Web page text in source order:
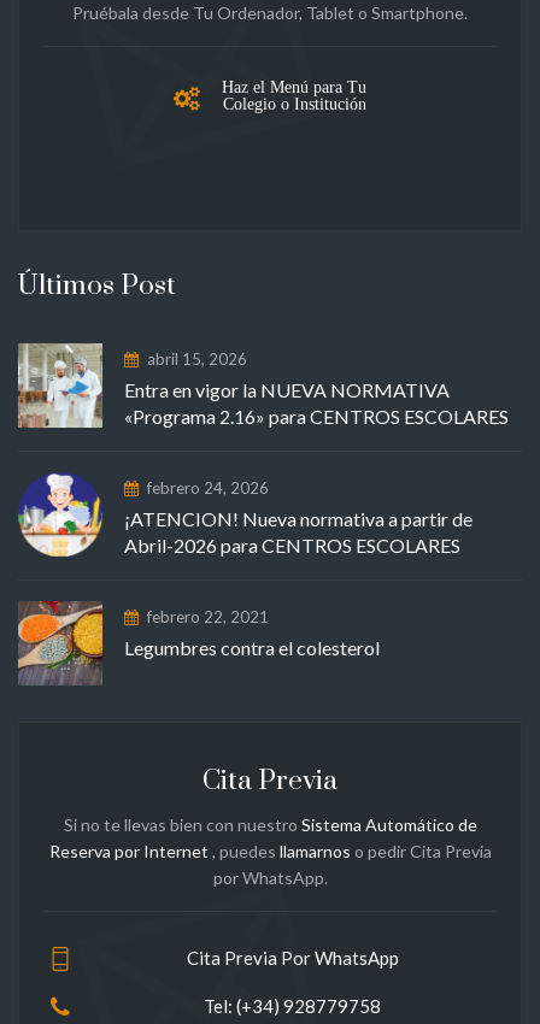
Pruébala desde Tu Ordenador, Tablet o Smartphone.
Haz el Menú para Tu
Colegio o Institución
Últimos Post
abril 15, 2026
Entra en vigor la NUEVA NORMATIVA
«Programa 2.16» para CENTROS ESCOLARES
febrero 24, 2026
¡ATENCION! Nueva normativa a partir de
Abril-2026 para CENTROS ESCOLARES
febrero 22, 2021
Legumbres contra el colesterol
Cita Previa
Si no te llevas bien con nuestro Sistema Automático de
Reserva por Internet , puedes llamarnos o pedir Cita Previa
por WhatsApp.
Cita Previa Por WhatsApp
Tel: (+34) 928779758